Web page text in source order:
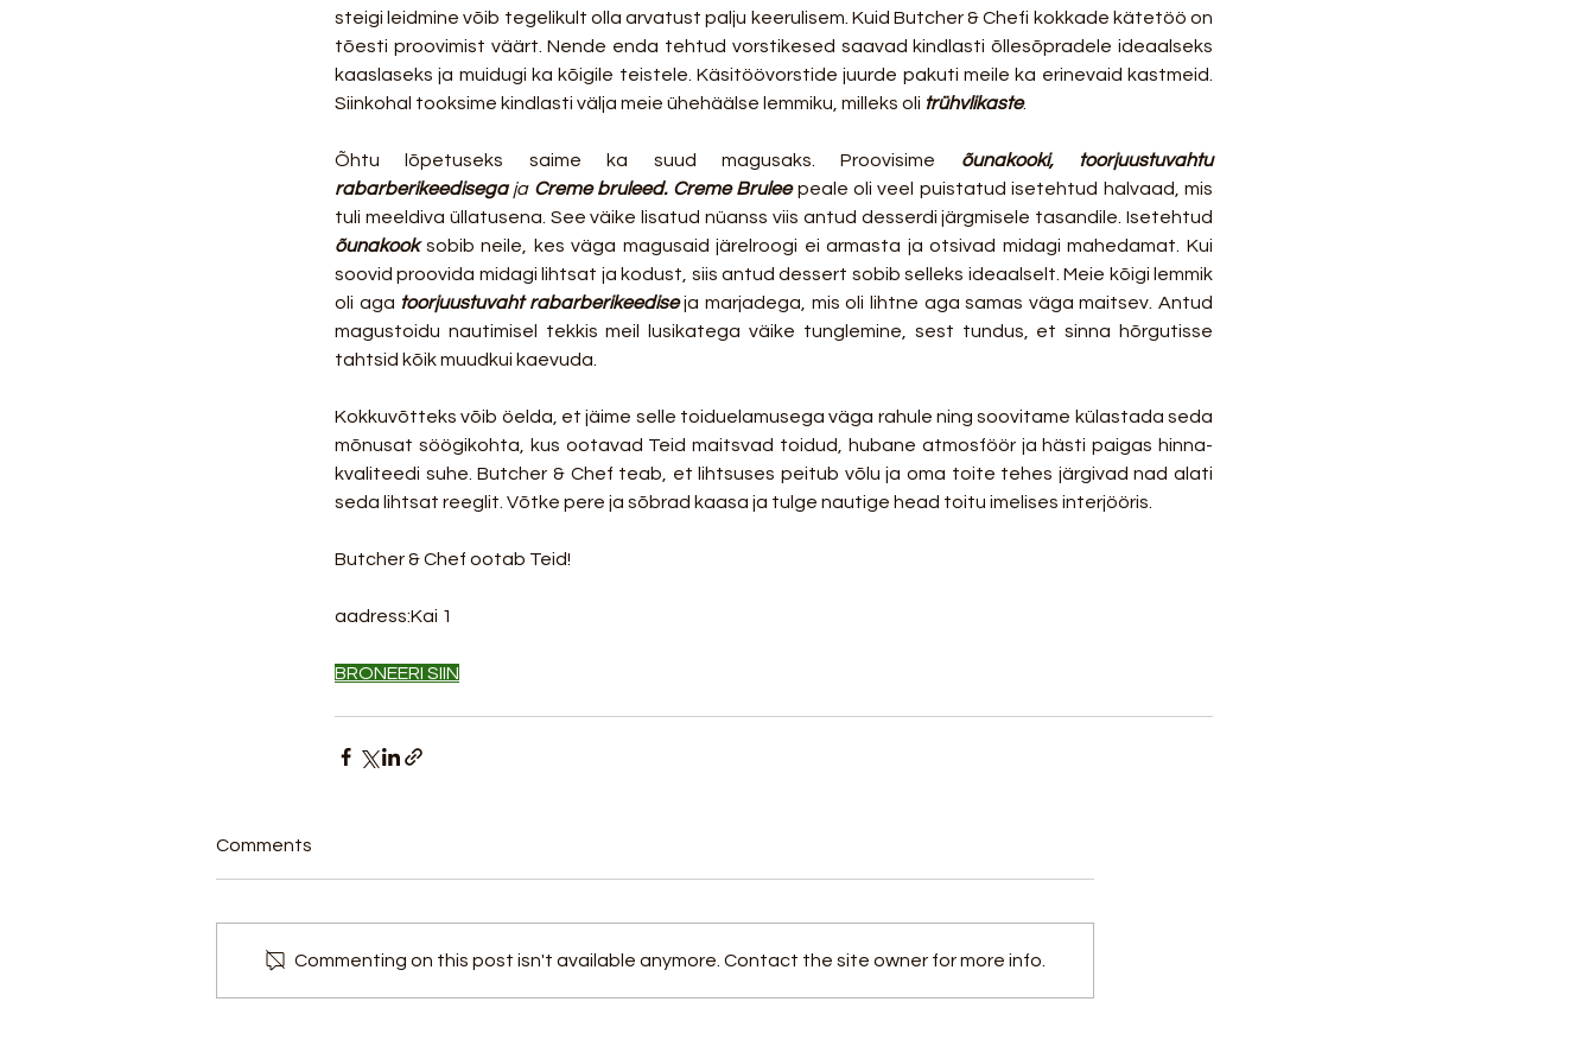
steigi leidmine võib tegelikult olla arvatust palju keerulisem. Kuid Butcher & Chefi kokkade kätetöö on
tõesti proovimist väärt. Nende enda tehtud vorstikesed saavad kindlasti õllesõpradele ideaalseks
kaaslaseks ja muidugi ka kõigile teistele. Käsitöövorstide juurde pakuti meile ka erinevaid kastmeid.
Siinkohal tooksime kindlasti välja meie ühehäälse lemmiku, milleks oli trühvlikaste.
Õhtu lõpetuseks saime ka suud magusaks. Proovisime õunakooki, toorjuustuvahtu
rabarberikeedisega ja Creme bruleed. Creme Brulee peale oli veel puistatud isetehtud halvaad, mis
õunakook sobib neile, kes väga magusaid järelroogi ei armasta ja otsivad midagi mahedamat. Kui
soovid proovida midagi lihtsat ja kodust, siis antud dessert sobib selleks ideaalselt. Meie kõigi lemmik
oli aga toorjuustuvaht rabarberikeedise ja marjadega, mis oli lihtne aga samas väga maitsev. Antud
magustoidu nautimisel tekkis meil lusikatega väike tunglemine, sest tundus, et sinna hõrgutisse
tahtsid kõik muudkui kaevuda.
Kokkuvõtteks võib öelda, et jäime selle toiduelamusega väga rahule ning soovitame külastada seda
mõnusat söögikohta, kus ootavad Teid maitsvad toidud, hubane atmosföör ja hästi paigas hinna-
kvaliteedi suhe. Butcher & Chef teab, et lihtsuses peitub võlu ja oma toite tehes järgivad nad alati
seda lihtsat reeglit. Võtke pere ja sõbrad kaasa ja tulge nautige head toitu imelises interjööris.
Butcher & Chef ootab Teid!
aadress:Kai 1
BRONEERI SIIN
Comments
Commenting on this post isn't available anymore. Contact the site owner for more info.